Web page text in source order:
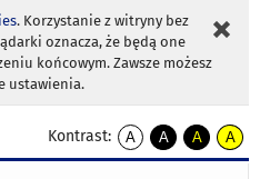
. Korzystanie z witryny bez
oznacza, że będą one
końcowym. Zawsze możesz
ustawienia.
Kontrast:
A
kontrast
A
kontrast
A
kontrast
A